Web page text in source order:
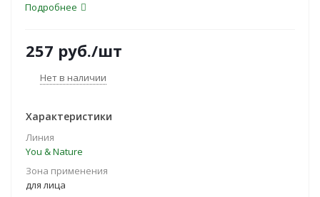
Подробнее
257 руб./шт
Нет в наличии
Характеристики
Линия
You & Nature
Зона применения
для лица